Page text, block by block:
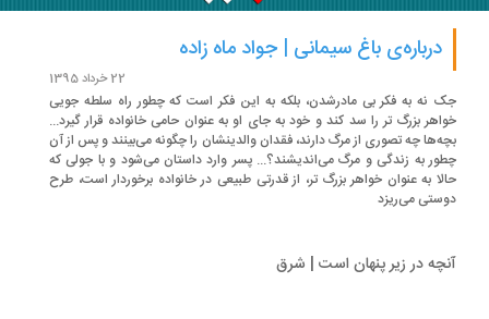
درباره‌ی باغ سیمانی | جواد ماه زاده
نه به فکر بی مادرشدن، بلکه به این فکر است که چطور راه سلطه جویی
بزرگ تر را سد کند و خود به جای او به عنوان حامی خانواده قرار گیرد...
چه تصوری از مرگ دارند، فقدان والدینشان را چگونه می‌بینند و پس از آن
به زندگی و مرگ می‌اندیشند؟... پسر وارد داستان می‌شود و با جولی که
به عنوان خواهر بزرگ تر، از قدرتی طبیعی در خانواده برخوردار است، طرح
می‌ریزد
در زیر پنهان است | شرق